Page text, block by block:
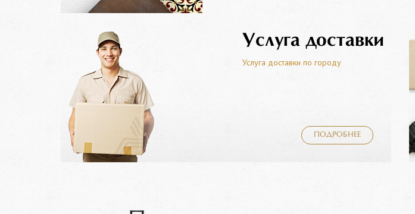
Услуга доставки
Услуга доставки по городу
ПОДРОБНЕЕ